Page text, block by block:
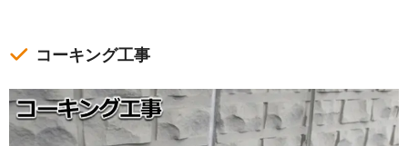
コーキング工事